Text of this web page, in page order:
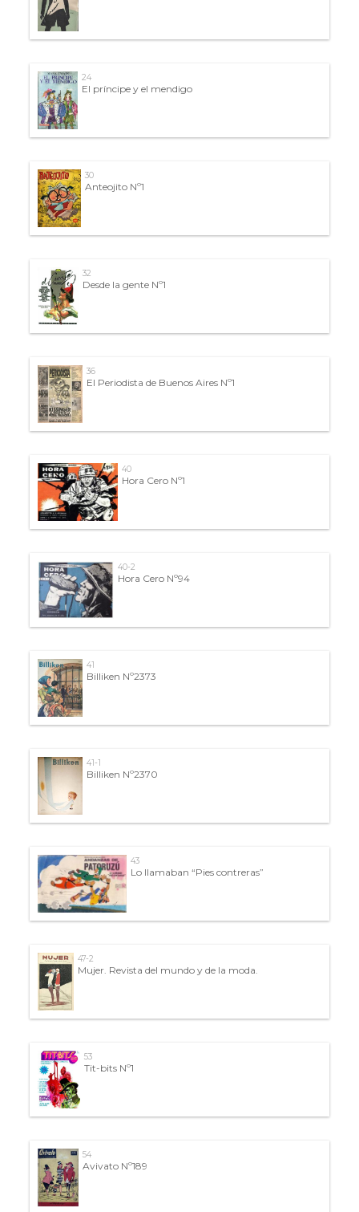
24
El príncipe y el mendigo
30
Anteojito Nº1
32
Desde la gente Nº1
36
El Periodista de Buenos Aires Nº1
40
Hora Cero Nº1
40-2
Hora Cero Nº94
41
Billiken Nº2373
41-1
Billiken Nº2370
43
Lo llamaban “Pies contreras”
47-2
Mujer. Revista del mundo y de la moda.
53
Tit-bits Nº1
54
Avivato Nº189